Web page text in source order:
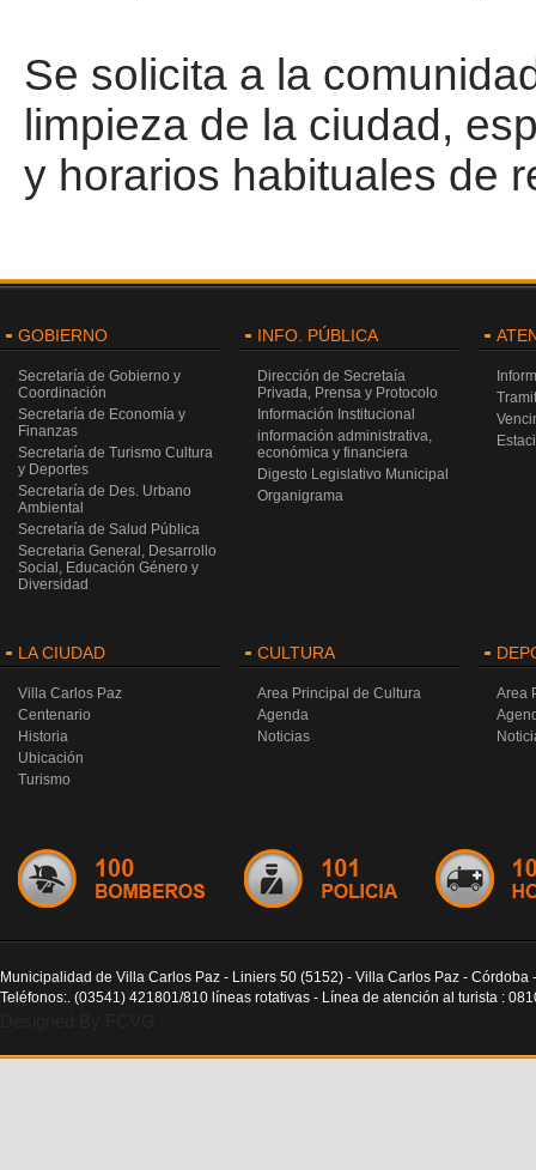
Se solicita a la
limpieza de la ciudad,
y horarios habituales de
GOBIERNO
Secretaría de Gobierno y
Coordinación
Secretaría de Economía y
Finanzas
Secretaría de Turismo Cultura
y Deportes
Secretaría de Des. Urbano
Ambiental
Secretaría de Salud Pública
Secretaria General, Desarrollo
Social, Educación Género y
Diversidad
INFO. PÚBLICA
Dirección de Secretaía
Privada, Prensa y Protocolo
Información Institucional
información administrativa,
económica y financiera
Digesto Legislativo Municipal
Organigrama
LA CIUDAD
Villa Carlos Paz
Centenario
Historia
Ubicación
Turismo
CULTURA
Area Principal de Cultura
Agenda
Noticias
Area
Municipalidad de Villa Carlos Paz - Liniers 50 (5152) - Villa Carlos Paz - Córdoba
Teléfonos:. (03541) 421801/810 líneas rotativas - Línea de atención al turista :